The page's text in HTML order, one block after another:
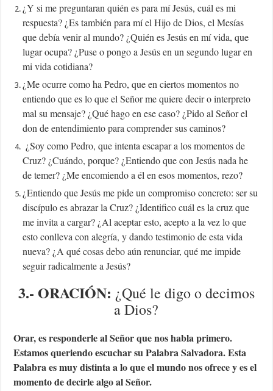
¿Y si me preguntaran quién es para mí Jesús, cuál es mi
respuesta? ¿Es también para mí el Hijo de Dios, el Mesías
que debía venir al mundo? ¿Quién es Jesús en mí vida, que
lugar ocupa? ¿Puse o pongo a Jesús en un segundo lugar en
mi vida cotidiana?
¿Me ocurre como ha Pedro, que en ciertos momentos no
entiendo que es lo que el Señor me quiere decir o interpreto
mal su mensaje? ¿Qué hago en ese caso? ¿Pido al Señor el
don de entendimiento para comprender sus caminos?
¿Soy como Pedro, que intenta escapar a los momentos de
Cruz? ¿Cuándo, porque? ¿Entiendo que con Jesús nada he
de temer? ¿Me encomiendo a él en esos momentos, rezo?
¿Entiendo que Jesús me pide un compromiso concreto: ser su
discípulo es abrazar la Cruz? ¿Identifico cuál es la cruz que
me invita a cargar? ¿Al aceptar esto, acepto a la vez lo que
esto conlleva con alegría, y dando testimonio de esta vida
nueva? ¿A qué cosas debo aún renunciar, qué me impide
seguir radicalmente a Jesús?
3.- ORACIÓN: ¿Qué le digo o decimos
a Dios?
Orar, es responderle al Señor que nos habla primero.
Estamos queriendo escuchar su Palabra Salvadora. Esta
Palabra es muy distinta a lo que el mundo nos ofrece y es el
momento de decirle algo al Señor.